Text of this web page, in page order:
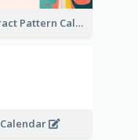
Abstract Pattern Calendar 2022
Calendar